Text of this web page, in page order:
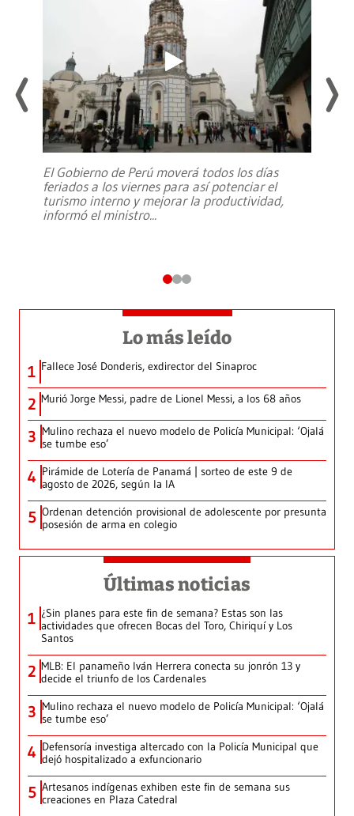
El Gobierno de Perú moverá todos los días
feriados a los viernes para así potenciar el
turismo interno y mejorar la productividad,
informó el ministro...
Lo más leído
1 Fallece José Donderis, exdirector del Sinaproc
2 Murió Jorge Messi, padre de Lionel Messi, a los 68 años
3 Mulino rechaza el nuevo modelo de Policía Municipal: ‘Ojalá
se tumbe eso’
4 Pirámide de Lotería de Panamá | sorteo de este 9 de
agosto de 2026, según la IA
5 Ordenan detención provisional de adolescente por presunta
posesión de arma en colegio
Últimas noticias
1 ¿Sin planes para este fin de semana? Estas son las
actividades que ofrecen Bocas del Toro, Chiriquí y Los
Santos
2 MLB: El panameño Iván Herrera conecta su jonrón 13 y
decide el triunfo de los Cardenales
3 Mulino rechaza el nuevo modelo de Policía Municipal: ‘Ojalá
se tumbe eso’
4 Defensoría investiga altercado con la Policía Municipal que
dejó hospitalizado a exfuncionario
5 Artesanos indígenas exhiben este fin de semana sus
creaciones en Plaza Catedral